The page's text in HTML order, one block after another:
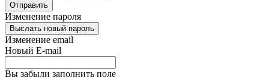
Отправить
Изменение пароля
Выслать новый пароль
Изменение email
Новый E-mail
Вы забыли заполнить поле